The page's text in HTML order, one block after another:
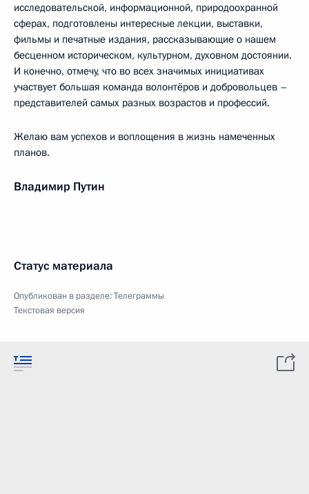
исследовательской, информационной, природоохранной
сферах, подготовлены интересные лекции, выставки,
фильмы и печатные издания, рассказывающие о нашем
бесценном историческом, культурном, духовном достоянии.
И конечно, отмечу, что во всех значимых инициативах
участвует большая команда волонтёров и добровольцев –
представителей самых разных возрастов и профессий.
Желаю вам успехов и воплощения в жизнь намеченных
планов.
Владимир Путин
Статус материала
Опубликован в разделе:Телеграммы
Текстовая версия